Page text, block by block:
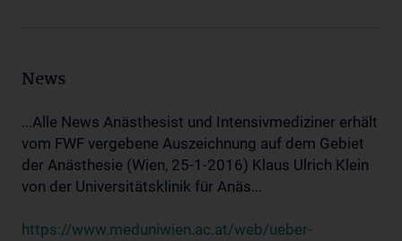
News
...Alle News Anästhesist und Intensivmediziner erhält
vom FWF vergebene Auszeichnung auf dem Gebiet
der Anästhesie (Wien, 25-1-2016) Klaus Ulrich Klein
von der Universitätsklinik für Anäs...
https://www.meduniwien.ac.at/web/ueber-